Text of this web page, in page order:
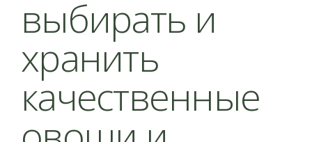
выбирать и
хранить
качественные